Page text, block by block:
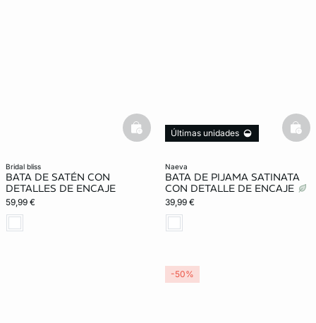
bridal bliss
BATA DE SATÉN CON
DETALLES DE ENCAJE
59,99 €
basketfull
naeva
BATA DE PIJAMA SATINATA
CON DETALLE DE ENCAJE
39,99 €
Últimas unidades
-50%